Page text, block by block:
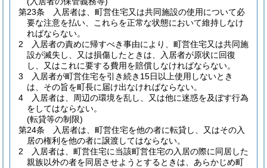
第23条
入居者は、町営住宅又は共同施設の使用について必
要な注意を払い、これらを正常な状態において維持しなけ
ればならない。
2
入居者の責めに帰すべき事由により、町営住宅又は共同施
設が滅失し、又は損傷したときは、入居者が原状に回復
し、又はこれに要する費用を賠償しなければならない。
3
入居者が町営住宅を引き続き15日以上使用しないとき
は、その旨を町長に届け出なければならない。
4
入居者は、周辺の環境を乱し、又は他に迷惑を及ぼす行為
をしてはならない。
(転貸等の制限)
第24条
入居者は、町営住宅を他の者に転貸し、又はその入
居の権利を他の者に譲渡してはならない。
2
入居者は、町営住宅に当該町営住宅の入居の際に同居した
親族以外の者を同居させようとするときは、あらかじめ町